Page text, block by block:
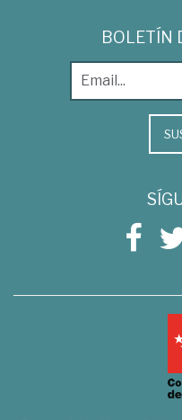
BOLETÍN